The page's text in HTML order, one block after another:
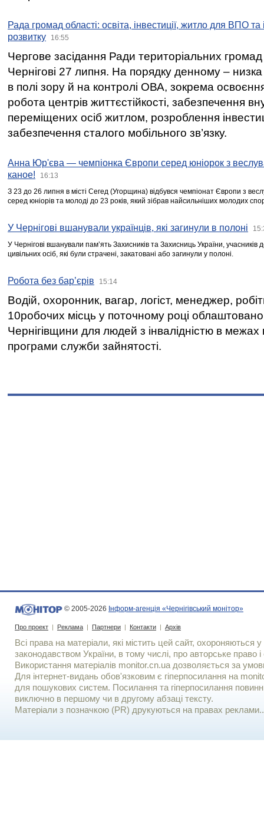
Рада громад області: освіта, інвестиції, житло для ВПО
розвитку
16:55
Чергове засідання Ради територіальних громад
Чернігові 27 липня. На порядку денному –
в полі зору й на контролі ОВА, зокрема освоєння
робота центрів життєстійкості, забезпечення
переміщених осіб житлом, розроблення
забезпечення сталого мобільного зв’язку.
Анна Юр'єва — чемпіонка Європи серед юніорок з
каное!
16:13
З 23 до 26 липня в місті Сегед (Угорщина) відбувся чемпіонат Європи з
серед юніорів та молоді до 23 років, який зібрав найсильніших молодих
У Чернігові вшанували українців, які загинули в полоні
У Чернігові вшанували пам’ять Захисників та Захисниць України,
цивільних осіб, які були страчені, закатовані або загинули у полоні.
Робота без бар’єрів 15:14
Водій, охоронник, вагар, логіст, менеджер,
10робочих місць у поточному році
Чернігівщини для людей з інвалідністю в межах
програми служби зайнятості.
© 2005-2026 Інформ-агенція «Чернігівський монітор»
Про проект | Реклама | Партнери | Контакти | Архів
Всі права на матеріали, які містить цей сайт, охороняються у
законодавством України, в тому числі, про авторське право і
Використання матерiалiв monitor.cn.ua дозволяється за
Для iнтернет-видань обов'язковим є гiперпосилання на
для пошукових систем. Посилання та гіперпосилання
виключно в першому чи в другому абзаці тексту.
Матеріали з позначкою (PR) друкуються на правах реклами..